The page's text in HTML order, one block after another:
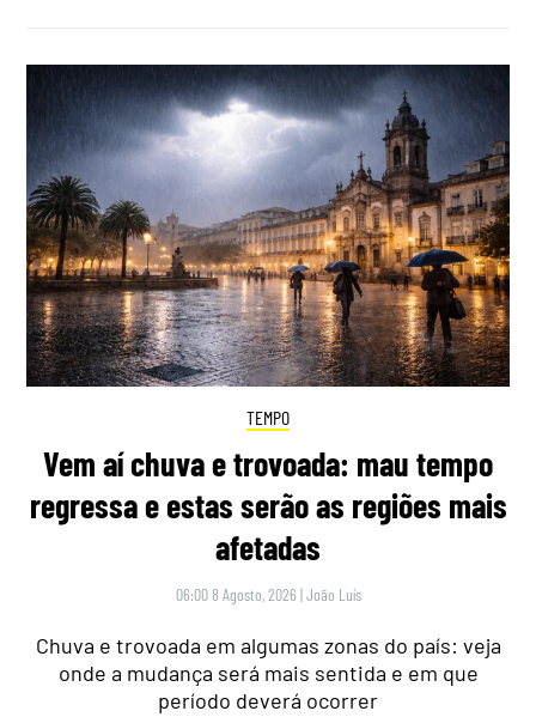
TEMPO
Vem aí chuva e trovoada: mau tempo
regressa e estas serão as regiões mais
afetadas
06:00 8 Agosto, 2026 |João Luís
Chuva e trovoada em algumas zonas do país: veja
onde a mudança será mais sentida e em que
período deverá ocorrer